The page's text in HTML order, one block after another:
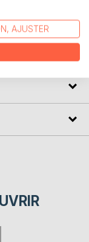
AJUSTER